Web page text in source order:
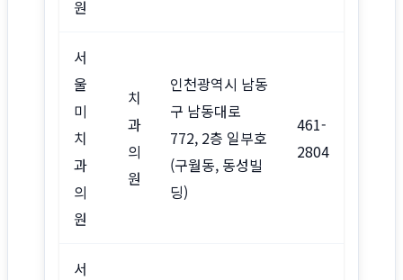
원
서
울
미
치
과
의
원
치
과
의
원
인천광역시 남동
구 남동대로
772, 2층 일부호
(구월동, 동성빌
딩)
461-
2804
서